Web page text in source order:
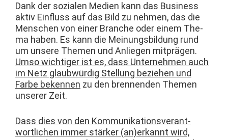
Dank der sozialen Medi­en kann das Busi­ness
aktiv Ein­fluss auf das Bild zu nehmen, das die
Men­schen von ein­er Branche oder einem The­
ma haben. Es kann die Mei­n­ungs­bil­dung rund
um unsere The­men und Anliegen mit­prä­gen.
Umso wichtiger ist es, dass Unternehmen auch
im Netz glaub­würdig Stel­lung beziehen und
Farbe beken­nen zu den bren­nen­den The­men
unser­er Zeit.
Dass dies von den Kom­mu­nika­tionsver­ant­
wortlichen immer stärk­er (an)erkannt wird,